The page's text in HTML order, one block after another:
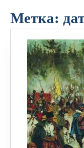
Метка: